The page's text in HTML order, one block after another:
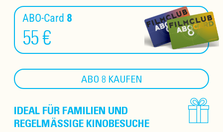
ABO-Card 8
55 €
ABO 8 KAUFEN
IDEAL FÜR FAMILIEN UND
REGELMÄSSIGE KINOBESUCHE